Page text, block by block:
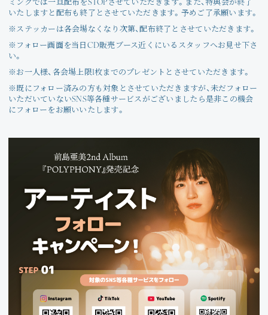
Amitami Chat
回想録
ミングでは一旦配布をSTOPさせていただきます。また、特典会が終了
いたしますと配布も終了とさせていただきます。予めご了承願います。
※ステッカーは各会場なくなり次第、配布終了とさせていただきます。
※フォロー画面を当日CD販売ブース近くにいるスタッフへお見せ下さ
い。
※お一人様、各会場上限1枚までのプレゼントとさせていただきます。
※既にフォロー済みの方も対象とさせていただきますが、未だフォロー
いただいていないSNS等各種サービスがございましたら是非この機会
にフォローをお願いいたします。